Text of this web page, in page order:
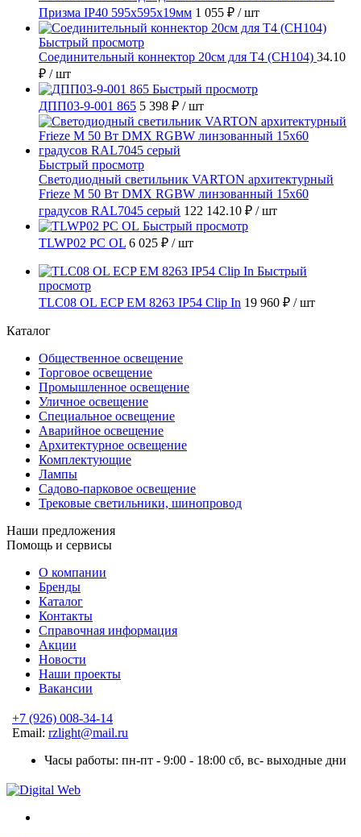
Призма IP40 595х595х19мм 1 055 ₽ / шт
Быстрый просмотр
Соединительный коннектор 20см для T4 (СН104) 34.10
₽ / шт
Быстрый просмотр
ДПП03-9-001 865 5 398 ₽ / шт
Быстрый просмотр
Светодиодный светильник VARTON архитектурный
Frieze M 50 Вт DMX RGBW линзованный 15x60
градусов RAL7045 серый 122 142.10 ₽ / шт
Быстрый просмотр
TLWP02 PC OL 6 025 ₽ / шт
Быстрый
просмотр
TLC08 OL ECP EM 8263 IP54 Clip In 19 960 ₽ / шт
Каталог
Общественное освещение
Торговое освещение
Промышленное освещение
Уличное освещение
Специальное освещение
Аварийное освещение
Архитектурное освещение
Комплектующие
Лампы
Садово-парковое освещение
Трековые светильники, шинопровод
Наши предложения
Помощь и сервисы
О компании
Бренды
Каталог
Контакты
Справочная информация
Акции
Новости
Наши проекты
Вакансии
+7 (926) 008-34-14
Email: rzlight@mail.ru
Часы работы: пн-пт - 9:00 - 18:00 сб, вс- выходные дни